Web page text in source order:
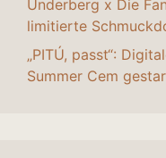
Underberg x Die
limitierte
„PITÚ, passt“:
Summer Cem